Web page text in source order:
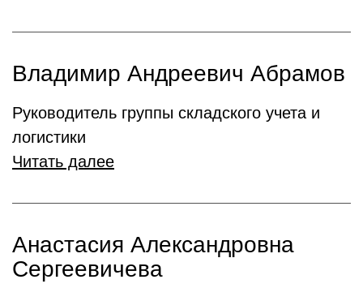
Владимир Андреевич Абрамов
Руководитель группы складского учета и
логистики
Читать далее
Анастасия Александровна
Сергеевичева